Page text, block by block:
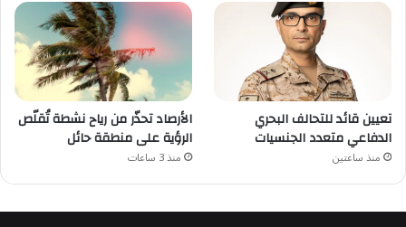
تعيين قائد للتحالف البحري
الدفاعي متعدد الجنسيات
منذ ساعتين
الأرصاد تحذّر من رياح نشطة تُقلّص
الرؤية على منطقة حائل
منذ 3 ساعات